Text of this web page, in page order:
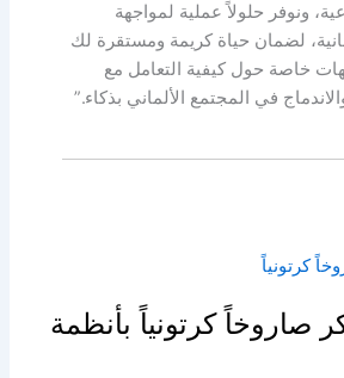
ونوفر حلولاً عملية لمواجهة
لضمان حياة كريمة ومستقرة لك
خاصة حول كيفية التعامل مع
في المجتمع الألماني بذكاء.”
صاروخاً كرتونياً بأنظمة